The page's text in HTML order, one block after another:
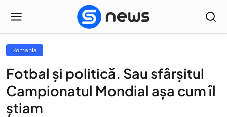
Romania
Fotbal şi politică. Sau sfârşitul
Campionatul Mondial aşa cum îl
ştiam